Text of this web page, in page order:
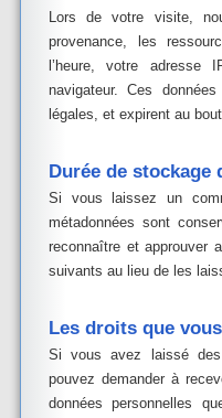
Lors de votre visite,
provenance, les
l’heure, votre adresse
navigateur. Ces
légales, et expirent au bout
Durée de stockage
Si vous laissez un
métadonnées sont
reconnaître et approuver
suivants au lieu de les
Les droits que
Si vous avez laissé
pouvez demander à
données personnelles